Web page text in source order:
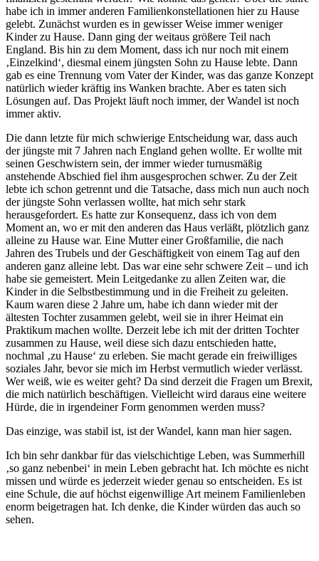
habe ich in immer anderen Familienkonstellationen hier zu Hause
gelebt. Zunächst wurden es in gewisser Weise immer weniger
Kinder zu Hause. Dann ging der weitaus größere Teil nach
England. Bis hin zu dem Moment, dass ich nur noch mit einem
‚Einzelkind‘, diesmal einem jüngsten Sohn zu Hause lebte. Dann
gab es eine Trennung vom Vater der Kinder, was das ganze Konzept
natürlich wieder kräftig ins Wanken brachte. Aber es taten sich
Lösungen auf. Das Projekt läuft noch immer, der Wandel ist noch
immer aktiv.
Die dann letzte für mich schwierige Entscheidung war, dass auch
der jüngste mit 7 Jahren nach England gehen wollte. Er wollte mit
seinen Geschwistern sein, der immer wieder turnusmäßig
anstehende Abschied fiel ihm ausgesprochen schwer. Zu der Zeit
lebte ich schon getrennt und die Tatsache, dass mich nun auch noch
der jüngste Sohn verlassen wollte, hat mich sehr stark
herausgefordert. Es hatte zur Konsequenz, dass ich von dem
Moment an, wo er mit den anderen das Haus verläßt, plötzlich ganz
alleine zu Hause war. Eine Mutter einer Großfamilie, die nach
Jahren des Trubels und der Geschäftigkeit von einem Tag auf den
anderen ganz alleine lebt. Das war eine sehr schwere Zeit – und ich
habe sie gemeistert. Mein Leitgedanke zu allen Zeiten war, die
Kinder in die Selbstbestimmung und in die Freiheit zu geleiten.
Kaum waren diese 2 Jahre um, habe ich dann wieder mit der
ältesten Tochter zusammen gelebt, weil sie in ihrer Heimat ein
Praktikum machen wollte. Derzeit lebe ich mit der dritten Tochter
zusammen zu Hause, weil diese sich dazu entschieden hatte,
nochmal ‚zu Hause‘ zu erleben. Sie macht gerade ein freiwilliges
soziales Jahr, bevor sie mich im Herbst vermutlich wieder verlässt.
Wer weiß, wie es weiter geht? Da sind derzeit die Fragen um Brexit,
die mich natürlich beschäftigen. Vielleicht wird daraus eine weitere
Hürde, die in irgendeiner Form genommen werden muss?
Das einzige, was stabil ist, ist der Wandel, kann man hier sagen.
Ich bin sehr dankbar für das vielschichtige Leben, was Summerhill
‚so ganz nebenbei‘ in mein Leben gebracht hat. Ich möchte es nicht
missen und würde es jederzeit wieder genau so entscheiden. Es ist
eine Schule, die auf höchst eigenwillige Art meinem Familienleben
enorm beigetragen hat. Ich denke, die Kinder würden das auch so
sehen.